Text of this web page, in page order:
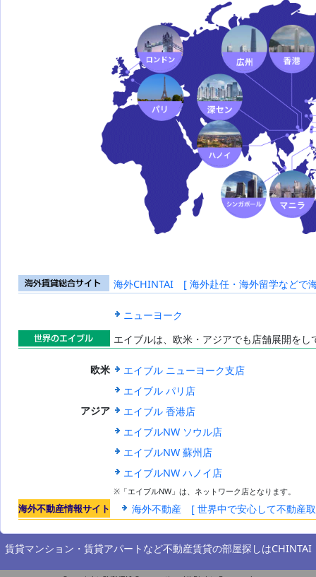
海外賃貸総合
海外CHINTAI [ 海外赴任・海外留学などで
ニューヨーク
世界のエイブ
エイブルは、欧米・アジアでも店舗展開を
欧米
エイブル ニューヨーク支店
エイブル パリ店
アジア
エイブル 香港店
エイブルNW ソウル店
エイブルNW 蘇州店
エイブルNW ハノイ店
※「エイブルNW」は、ネットワーク店となります。
海外不動産情報サイト 海外不動産 [ 世界中で安心して不動産
賃貸マンション・賃貸アパートなど不動産賃貸の部屋探しはCHINTAI